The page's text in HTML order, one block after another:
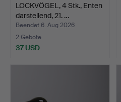
LOCKVÖGEL, 4 Stk., Enten
darstellend, 21. …
Beendet 6. Aug 2026
2 Gebote
37 USD